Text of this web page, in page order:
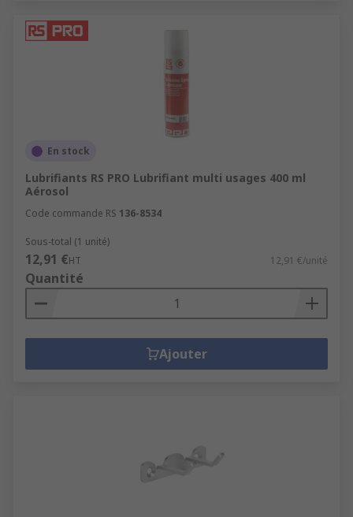
En stock
Lubrifiants RS PRO Lubrifiant multi usages 400 ml
Aérosol
Code commande RS 136-8534
Sous-total (1 unité)
12,91 €HT 12,91 €/unité
Quantité
Ajouter